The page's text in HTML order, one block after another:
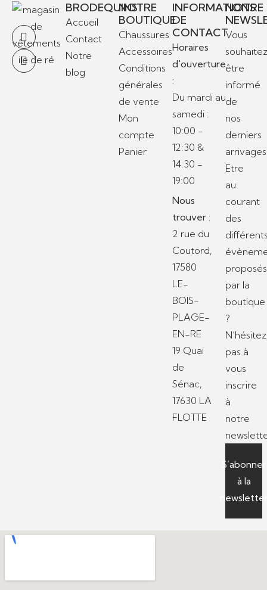
BRODEQUINS
Accueil
Contact
Notre
blog
NOTRE
BOUTIQUE
Chaussures
Accessoires
Conditions
générales
de vente
Mon
compte
Panier
INFORMATIONS
DE
CONTACT
Horaires
d'ouverture
:
Du mardi au
samedi :
10:00 -
12:30 &
14:30 -
19:00
Nous
trouver :
2 rue du
Coutord,
17580
LE-
BOIS-
PLAGE-
EN-RE
19 Quai
de
Sénac,
17630 LA
FLOTTE
NOTRE
Vous
être
informé
de
nos
derniers
Etre
au
courant
des
proposés
par la
boutique
?
N’hésitez
pas à
vous
inscrire
à
notre
S’abonner
à la